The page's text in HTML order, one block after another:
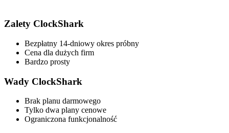
Zalety ClockShark
Bezpłatny 14-dniowy okres próbny
Cena dla dużych firm
Bardzo prosty
Wady ClockShark
Brak planu darmowego
Tylko dwa plany cenowe
Ograniczona funkcjonalność